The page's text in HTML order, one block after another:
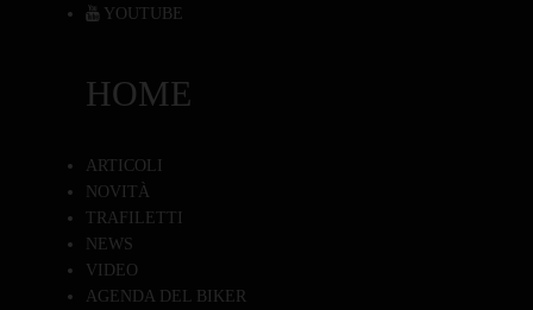
YOUTUBE
HOME
ARTICOLI
NOVITÀ
TRAFILETTI
NEWS
VIDEO
AGENDA DEL BIKER